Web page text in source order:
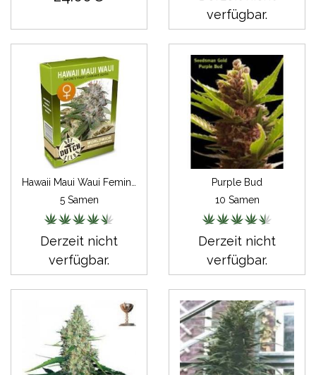
verfügbar.
5 Samen
Derzeit nicht
verfügbar.
Purple Bud
10 Samen
Derzeit nicht
verfügbar.